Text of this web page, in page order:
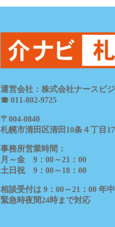
運営会社：株式会社ナースビ
☎ 011-802-9725
〒 004-0840
札幌市清田区清田 10条４丁目
事務所営業時間：
月～金 9 ： 00～21 ： 00
土日祝 9 ： 00～18 ： 00
相談受付は 9 ： 00～21 ： 00 年
緊急時夜間24時まで対応